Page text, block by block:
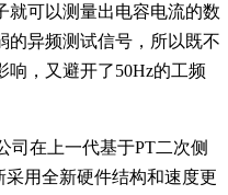
就可以测量出电容电流的数
的异频测试信号，所以既不
响，又避开了50Hz的工频
司在上一代基于PT二次侧
用全新硬件结构和速度更